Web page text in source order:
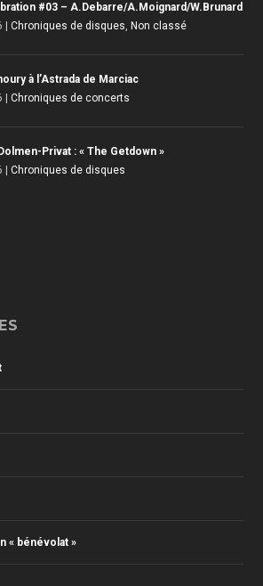
#03 – A.Debarre/A.Moignard/W.Brunard
|Chroniques de disques, Non classé
à l’Astrada de Marciac
|Chroniques de concerts
Privat : « The Getdown »
|Chroniques de disques
« bénévolat »